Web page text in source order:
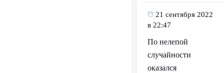
21 сентября 2022
в 22:47
По нелепой
случайности
оказался